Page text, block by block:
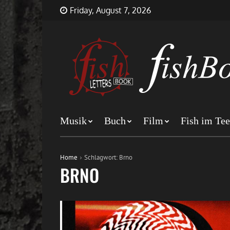
content
FishBookLetters
Musik,
Buch…
Friday, August 7, 2026
Musik Buch Film Fish im Tee
Home Schlagwort: Brno
BRNO